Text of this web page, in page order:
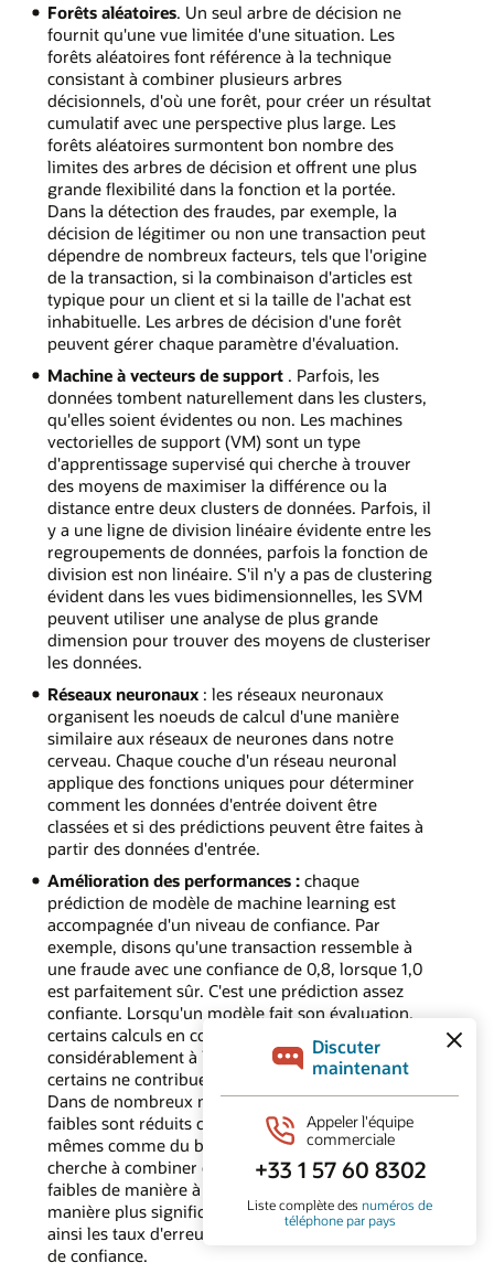
Forêts aléatoires. Un seul arbre de décision ne
fournit qu'une vue limitée d'une situation. Les
forêts aléatoires font référence à la technique
consistant à combiner plusieurs arbres
décisionnels, d'où une forêt, pour créer un résultat
cumulatif avec une perspective plus large. Les
forêts aléatoires surmontent bon nombre des
limites des arbres de décision et offrent une plus
grande flexibilité dans la fonction et la portée.
Dans la détection des fraudes, par exemple, la
décision de légitimer ou non une transaction peut
dépendre de nombreux facteurs, tels que l'origine
de la transaction, si la combinaison d'articles est
typique pour un client et si la taille de l'achat est
inhabituelle. Les arbres de décision d'une forêt
peuvent gérer chaque paramètre d'évaluation.
Machine à vecteurs de support . Parfois, les
données tombent naturellement dans les clusters,
qu'elles soient évidentes ou non. Les machines
vectorielles de support (VM) sont un type
d'apprentissage supervisé qui cherche à trouver
des moyens de maximiser la différence ou la
distance entre deux clusters de données. Parfois, il
y a une ligne de division linéaire évidente entre les
regroupements de données, parfois la fonction de
division est non linéaire. S'il n'y a pas de clustering
évident dans les vues bidimensionnelles, les SVM
peuvent utiliser une analyse de plus grande
dimension pour trouver des moyens de clusteriser
les données.
Réseaux neuronaux: les réseaux neuronaux
organisent les noeuds de calcul d'une manière
similaire aux réseaux de neurones dans notre
cerveau. Chaque couche d'un réseau neuronal
applique des fonctions uniques pour déterminer
comment les données d'entrée doivent être
classées et si des prédictions peuvent être faites à
partir des données d'entrée.
Amélioration des performances :chaque
prédiction de modèle de machine learning est
accompagnée d'un niveau de confiance. Par
exemple, disons qu'une transaction ressemble à
une fraude avec une confiance de 0,8, lorsque 1,0
est parfaitement sûr. C'est une prédiction assez
confiante. Lorsqu'un modèle fait son évaluation,
certains calculs en cours de route contribueront
considérablement à la prévision, tandis que
certains ne contribueront pas beaucoup du tout.
Dans de nombreux modèles, les contributeurs
faibles sont réduits car ils apparaissent par eux-
mêmes comme du bruit. Le gradient boosting
cherche à combiner certains de ces contributeurs
faibles de manière à ce qu'ils contribuent de
manière plus significative à la prédiction, réduisant
ainsi les taux d'erreur et augmentant les notations
de confiance.